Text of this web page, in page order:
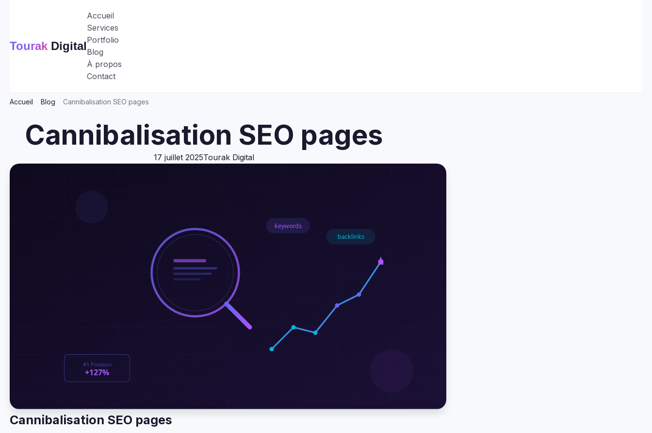
Tourak Digital
Accueil
Services
Portfolio
Blog
À propos
Contact
Accueil Blog Cannibalisation SEO pages
Cannibalisation SEO pages
17 juillet 2025Tourak Digital
Cannibalisation SEO pages